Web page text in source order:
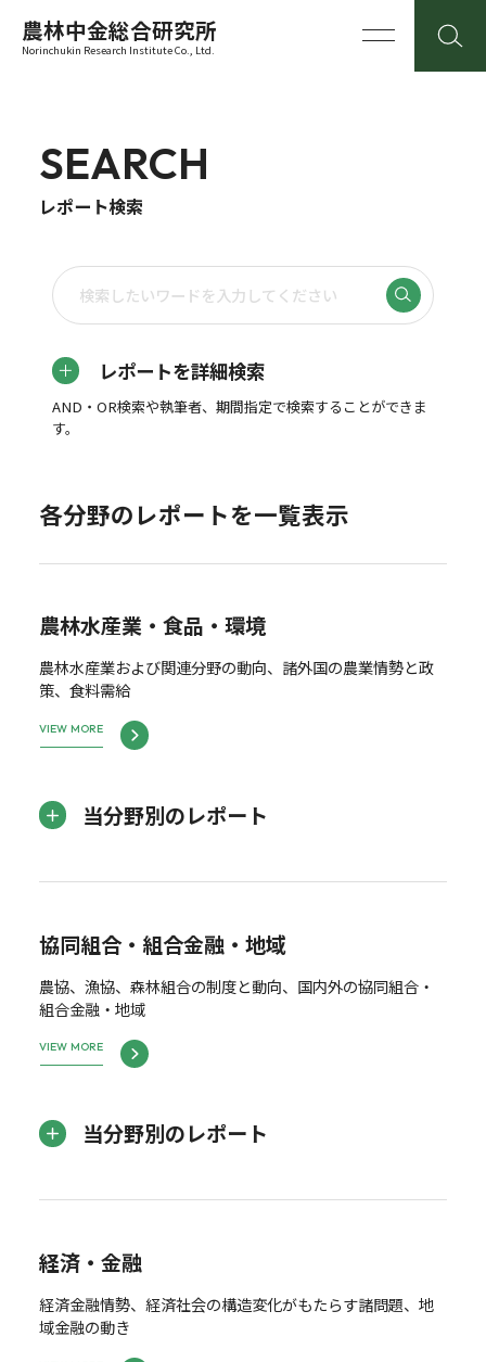
農林中金総合研究所
Norinchukin Research Institute Co., Ltd.
SEARCH
レポート検索
レポートを詳細検索
AND・OR検索や執筆者、期間指定で検索することができま
す。
各分野のレポートを一覧表示
農林水産業・食品・環境
農林水産業および関連分野の動向、諸外国の農業情勢と政
策、食料需給
VIEW MORE
当分野別のレポート
協同組合・組合金融・地域
農協、漁協、森林組合の制度と動向、国内外の協同組合・
組合金融・地域
VIEW MORE
当分野別のレポート
経済・金融
経済金融情勢、経済社会の構造変化がもたらす諸問題、地
域金融の動き